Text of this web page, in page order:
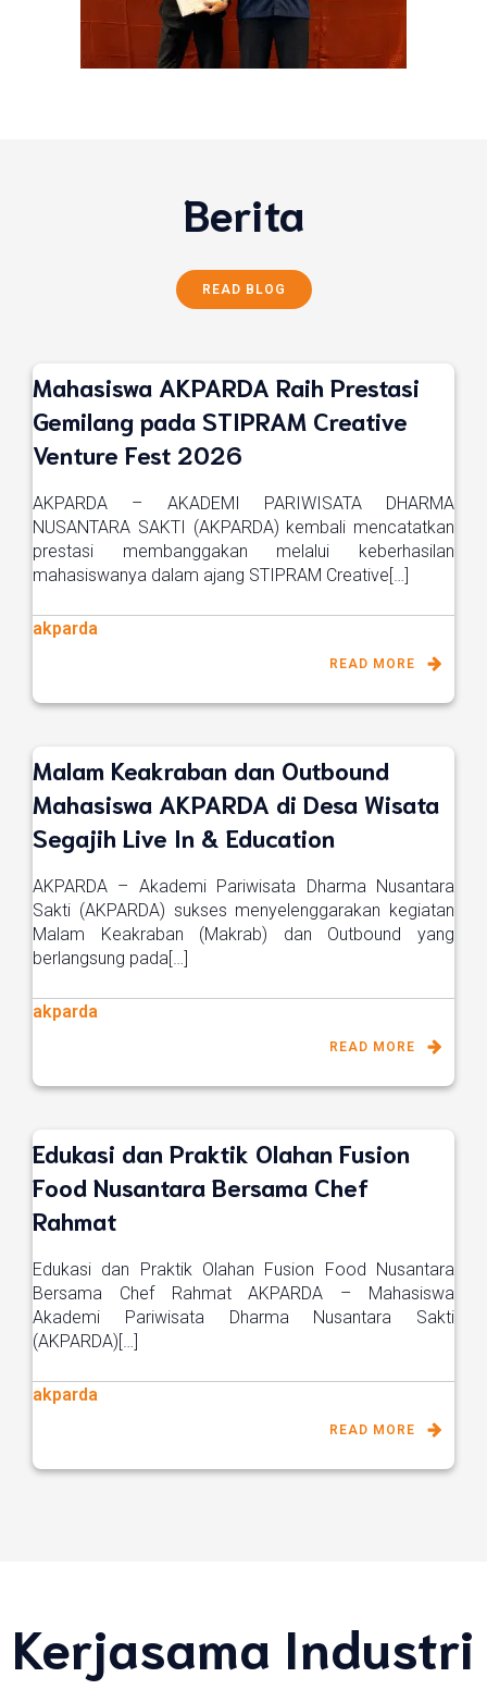
Berita
READ BLOG
Mahasiswa AKPARDA Raih Prestasi
Gemilang pada STIPRAM Creative
Venture Fest 2026
AKPARDA – AKADEMI PARIWISATA DHARMA
NUSANTARA SAKTI (AKPARDA) kembali mencatatkan
prestasi membanggakan melalui keberhasilan
mahasiswanya dalam ajang STIPRAM Creative[…]
akparda
READ MORE
Malam Keakraban dan Outbound
Mahasiswa AKPARDA di Desa Wisata
Segajih Live In & Education
AKPARDA – Akademi Pariwisata Dharma Nusantara
Sakti (AKPARDA) sukses menyelenggarakan kegiatan
Malam Keakraban (Makrab) dan Outbound yang
berlangsung pada[…]
akparda
READ MORE
Edukasi dan Praktik Olahan Fusion
Food Nusantara Bersama Chef
Rahmat
Edukasi dan Praktik Olahan Fusion Food Nusantara
Bersama Chef Rahmat AKPARDA – Mahasiswa
Akademi Pariwisata Dharma Nusantara Sakti
(AKPARDA)[…]
akparda
READ MORE
Kerjasama Industri